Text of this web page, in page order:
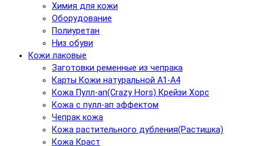
Химия для кожи
Оборудование
Полиуретан
Низ обуви
Кожи лаковые
Заготовки ременные из чепрака
Карты Кожи натуральной А1-А4
Кожа Пулл-ап(Crazy Hors) Крейзи Хорс
Кожа с пулл-ап эффектом
Чепрак кожа
Кожа растительного дубления(Растишка)
Кожа Краст